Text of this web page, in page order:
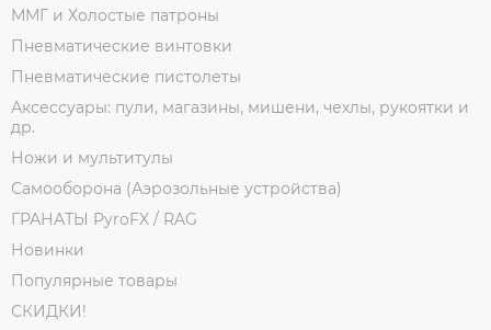
ММГ и Холостые патроны
Пневматические винтовки
Пневматические пистолеты
Аксессуары: пули, магазины, мишени, чехлы, рукоятки и
др.
Ножи и мультитулы
Самооборона (Аэрозольные устройства)
ГРАНАТЫ PyroFX / RAG
Новинки
Популярные товары
СКИДКИ!